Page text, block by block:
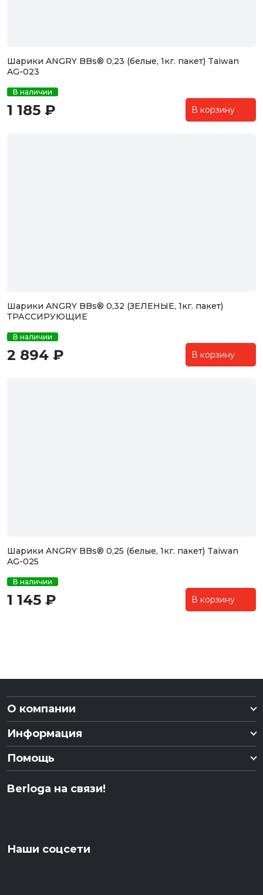
Шарики ANGRY BBs® 0,23 (белые, 1кг. пакет) Taiwan
AG-023
В наличии
1 185 ₽ В корзину
Шарики ANGRY BBs® 0,32 (ЗЕЛЕНЫЕ, 1кг. пакет)
ТРАССИРУЮЩИЕ
В наличии
2 894 ₽ В корзину
Шарики ANGRY BBs® 0,25 (белые, 1кг. пакет) Taiwan
AG-025
В наличии
1 145 ₽ В корзину
О компании
Информация
Помощь
Berloga на связи!
Наши соцсети